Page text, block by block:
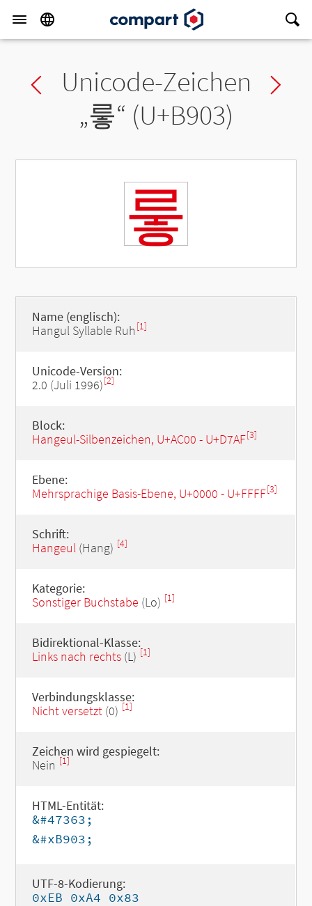
Previous char
Unicode-Zeichen
„뤃“ (U+B903)
뤃
Name (englisch):
Hangul Syllable Ruh [1]
Unicode-Version:
2.0 (Juli 1996)[2]
Block:
Hangeul-Silbenzeichen, U+AC00 - U+D7AF[3]
Ebene:
Mehrsprachige Basis-Ebene, U+0000 - U+FFFF[3]
Schrift:
Hangeul(Hang) [4]
Kategorie:
Sonstiger Buchstabe (Lo) [1]
Bidirektional-Klasse:
Links nach rechts(L) [1]
Verbindungsklasse:
Nicht versetzt(0) [1]
Zeichen wird gespiegelt:
Nein [1]
HTML-Entität:
&#47363;
&#xB903;
UTF-8-Kodierung:
0xEB 0xA4 0x83